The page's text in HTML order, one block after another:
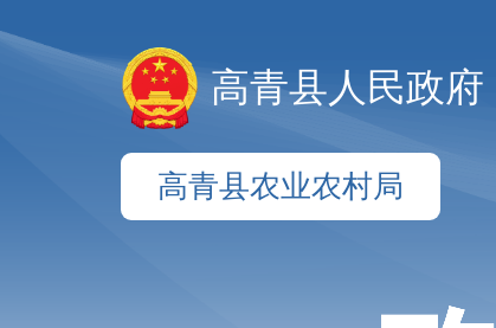
高青县人民政府
高青县农业农村局